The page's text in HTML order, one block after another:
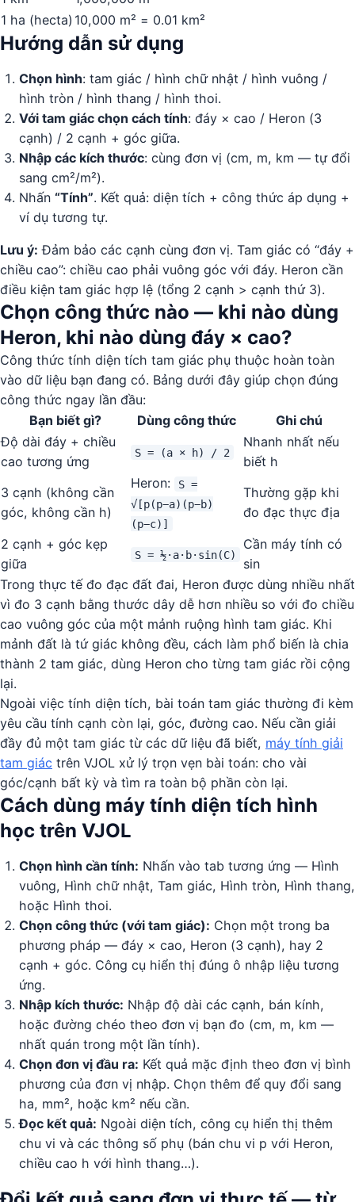
1 ha (hecta) 10,000 m² = 0.01 km²
Hướng dẫn sử dụng
Chọn hình: tam giác / hình chữ nhật / hình vuông /
hình tròn / hình thang / hình thoi.
Với tam giác chọn cách tính: đáy × cao / Heron (3
cạnh) / 2 cạnh + góc giữa.
Nhập các kích thước: cùng đơn vị (cm, m, km — tự đổi
sang cm²/m²).
Nhấn “Tính”. Kết quả: diện tích + công thức áp dụng +
ví dụ tương tự.
Lưu ý: Đảm bảo các cạnh cùng đơn vị. Tam giác có “đáy +
chiều cao”: chiều cao phải vuông góc với đáy. Heron cần
điều kiện tam giác hợp lệ (tổng 2 cạnh > cạnh thứ 3).
Chọn công thức nào — khi nào dùng
Heron, khi nào dùng đáy × cao?
Công thức tính diện tích tam giác phụ thuộc hoàn toàn
vào dữ liệu bạn đang có. Bảng dưới đây giúp chọn đúng
công thức ngay lần đầu:
Bạn biết gì?
Dùng công thức
Ghi chú
Độ dài đáy + chiều
cao tương ứng
S = (a × h) / 2
Nhanh nhất nếu
biết h
3 cạnh (không cần
góc, không cần h)
Heron:
S =
√[p(p−a)(p−b)
(p−c)]
Thường gặp khi
đo đạc thực địa
2 cạnh + góc kẹp
giữa
S = ½·a·b·sin(C)
Cần máy tính có
sin
Trong thực tế đo đạc đất đai, Heron được dùng nhiều nhất
vì đo 3 cạnh bằng thước dây dễ hơn nhiều so với đo chiều
cao vuông góc của một mảnh ruộng hình tam giác. Khi
mảnh đất là tứ giác không đều, cách làm phổ biến là chia
thành 2 tam giác, dùng Heron cho từng tam giác rồi cộng
lại.
Ngoài việc tính diện tích, bài toán tam giác thường đi kèm
yêu cầu tính cạnh còn lại, góc, đường cao. Nếu cần giải
đầy đủ một tam giác từ các dữ liệu đã biết, máy tính giải
tam giác trên VJOL xử lý trọn vẹn bài toán: cho vài
góc/cạnh bất kỳ và tìm ra toàn bộ phần còn lại.
Cách dùng máy tính diện tích hình
học trên VJOL
Chọn hình cần tính: Nhấn vào tab tương ứng — Hình
vuông, Hình chữ nhật, Tam giác, Hình tròn, Hình thang,
hoặc Hình thoi.
Chọn công thức (với tam giác): Chọn một trong ba
phương pháp — đáy × cao, Heron (3 cạnh), hay 2
cạnh + góc. Công cụ hiển thị đúng ô nhập liệu tương
ứng.
Nhập kích thước: Nhập độ dài các cạnh, bán kính,
hoặc đường chéo theo đơn vị bạn đo (cm, m, km —
nhất quán trong một lần tính).
Chọn đơn vị đầu ra: Kết quả mặc định theo đơn vị bình
phương của đơn vị nhập. Chọn thêm để quy đổi sang
ha, mm², hoặc km² nếu cần.
Đọc kết quả: Ngoài diện tích, công cụ hiển thị thêm
chu vi và các thông số phụ (bán chu vi p với Heron,
chiều cao h với hình thang…).